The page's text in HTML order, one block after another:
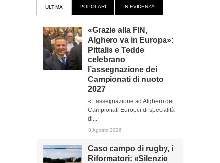
ULTIMA POPOLARI IN EVIDENZA
«Grazie alla FIN,
Alghero va in Europa»:
Pittalis e Tedde
celebrano
l’assegnazione dei
Campionati di nuoto
2027
«L’assegnazione ad Alghero dei
Campionati Europei di specialità
di...
8 Agosto 2026
Caso campo di rugby, i
Riformatori: «Silenzio